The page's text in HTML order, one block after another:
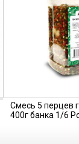
Смесь 5 перцев
400г банка 1/6